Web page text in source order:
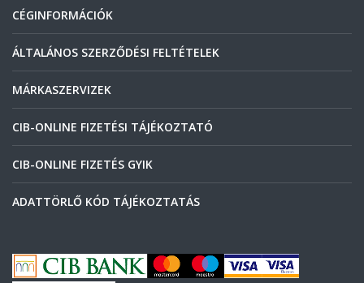
CÉGINFORMÁCIÓK
ÁLTALÁNOS SZERZŐDÉSI FELTÉTELEK
MÁRKASZERVIZEK
CIB-ONLINE FIZETÉSI TÁJÉKOZTATÓ
CIB-ONLINE FIZETÉS GYIK
ADATTÖRLŐ KÓD TÁJÉKOZTATÁS